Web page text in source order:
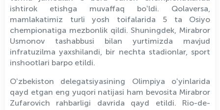
ishtirok etishga muvaffaq boʻldi. Qolaversa,
mamlakatimiz turli yosh toifalarida 5 ta Osiyo
chempionatiga mezbonlik qildi. Shuningdek, Mirabror
Usmonov tashabbusi bilan yurtimizda mavjud
infratuzilma yaxshilandi, bir nechta stadionlar, sport
inshootlari barpo etildi.
Oʻzbekiston delegatsiyasining Olimpiya oʻyinlarida
qayd etgan eng yuqori natijasi ham bevosita Mirabror
Zufarovich rahbarligi davrida qayd etildi. Rio-de-